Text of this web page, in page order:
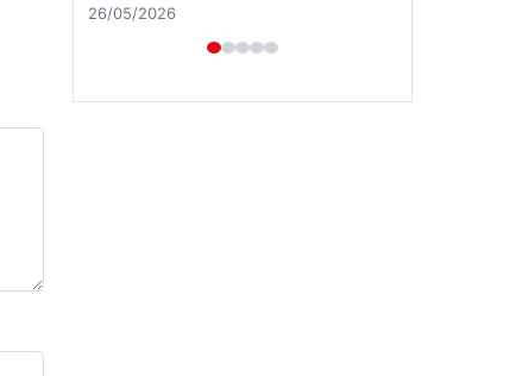
28/04/2026